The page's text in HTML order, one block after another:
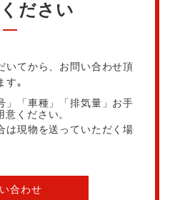
ださい
いてから、お問い合わせ頂
す｡
」「車種」「排気量」お手
ください。
は現物を送っていただく場
合わせ